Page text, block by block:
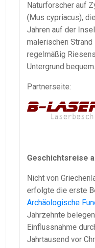
Naturforscher auf
(Mus cypriacus),
Jahren auf der
malerischen Strand
regelmäßig
Untergrund bequem.
Partnerseite:
Geschichtsreise
Nicht von
erfolgte die erste
Archäologische
Jahrzehnte
Einflussnahme
Jahrtausend vor